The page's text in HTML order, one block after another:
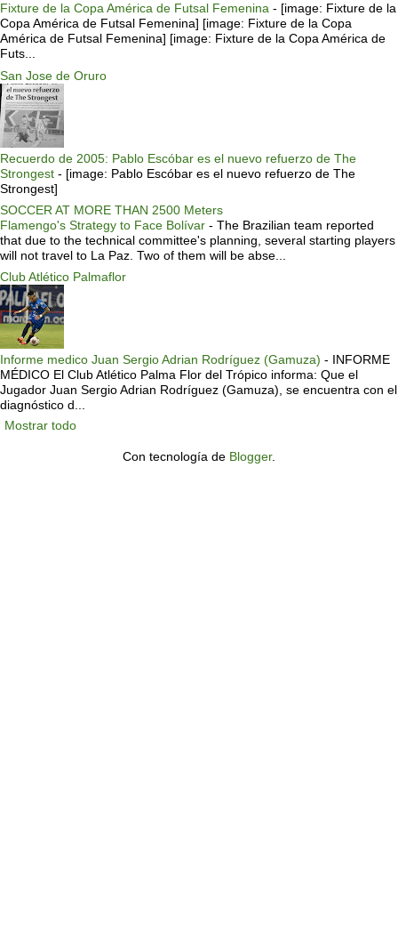
Fixture de la Copa América de Futsal Femenina - [image: Fixture de la
Copa América de Futsal Femenina] [image: Fixture de la Copa
América de Futsal Femenina] [image: Fixture de la Copa América de
Futs...
San Jose de Oruro
Recuerdo de 2005: Pablo Escóbar es el nuevo refuerzo de The
Strongest - [image: Pablo Escóbar es el nuevo refuerzo de The
Strongest]
SOCCER AT MORE THAN 2500 Meters
Flamengo's Strategy to Face Bolívar - The Brazilian team reported
that due to the technical committee's planning, several starting players
will not travel to La Paz. Two of them will be abse...
Club Atlético Palmaflor
Informe medico Juan Sergio Adrian Rodríguez (Gamuza) - INFORME
MÉDICO El Club Atlético Palma Flor del Trópico informa: Que el
Jugador Juan Sergio Adrian Rodríguez (Gamuza), se encuentra con el
diagnóstico d...
Mostrar todo
Con tecnología de Blogger.